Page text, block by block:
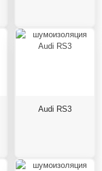
Audi RS3